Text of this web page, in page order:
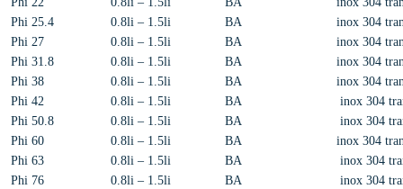
Phi 25.4
0.8li – 1.5li BA
inox 304
Phi 27
0.8li – 1.5li BA
inox 304
Phi 31.8
0.8li – 1.5li BA
inox 304
Phi 38
0.8li – 1.5li BA
inox 304
Phi 42
0.8li – 1.5li BA
inox 304
Phi 50.8
0.8li – 1.5li BA
inox 304
Phi 60
0.8li – 1.5li BA
inox 304
Phi 63
0.8li – 1.5li BA
inox 304
Phi 76
0.8li – 1.5li BA
inox 304